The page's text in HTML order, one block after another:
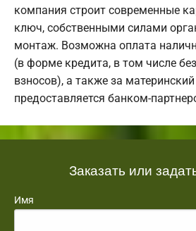
компания строит современные
ключ, собственными силами
монтаж. Возможна оплата
(в форме кредита, в том числе
взносов), а также за
предоставляется банком-
Заказать или
Имя